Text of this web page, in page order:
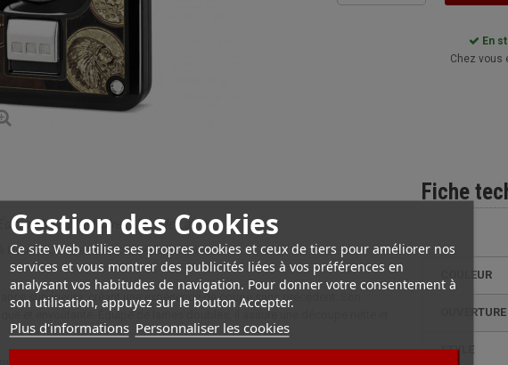
Gestion des Cookies
Ce site Web utilise ses propres cookies et ceux de tiers pour améliorer nos
services et vous montrer des publicités liées à vos préférences en
analysant vos habitudes de navigation. Pour donner votre consentement à
son utilisation, appuyez sur le bouton Accepter.
Plus d'informations Personnaliser les cookies
En
Chez vous
Fiche
COULEUR
OUVERTURE
STYLE
Médaille Noire à Double Lame
Double Lame en Finition Médaille Noire.
supérieure, créant une expérience de coupe sans précédent. Son
et envoûtante. Équipé de lames doubles, il assure une découpe nette et
Lame